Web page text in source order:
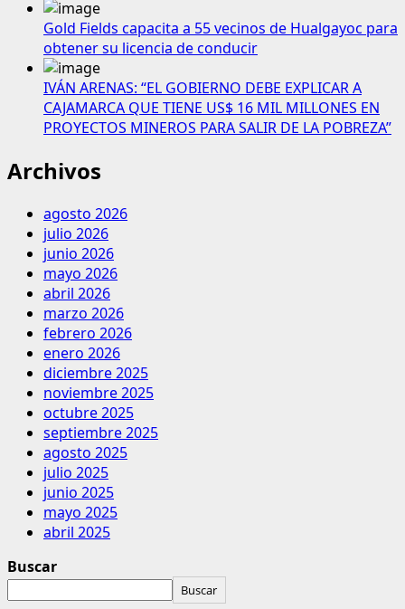
Gold Fields capacita a 55 vecinos de Hualgayoc para
obtener su licencia de conducir
IVÁN ARENAS: “EL GOBIERNO DEBE EXPLICAR A
CAJAMARCA QUE TIENE US$ 16 MIL MILLONES EN
PROYECTOS MINEROS PARA SALIR DE LA POBREZA”
Archivos
agosto 2026
julio 2026
junio 2026
mayo 2026
abril 2026
marzo 2026
febrero 2026
enero 2026
diciembre 2025
noviembre 2025
octubre 2025
septiembre 2025
agosto 2025
julio 2025
junio 2025
mayo 2025
abril 2025
Buscar
Buscar